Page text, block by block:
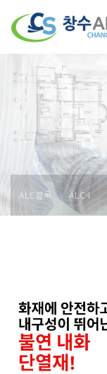
ALC블록 ALC-I